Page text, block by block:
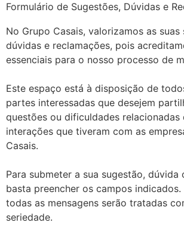
Formulário de Sugestões, Dúvidas e
No Grupo Casais, valorizamos as suas
dúvidas e reclamações, pois
essenciais para o nosso processo de
Este espaço está à disposição de
partes interessadas que desejem
questões ou dificuldades relacionadas
interações que tiveram com as
Casais.
Para submeter a sua sugestão, dúvida
basta preencher os campos
todas as mensagens serão tratadas
seriedade.